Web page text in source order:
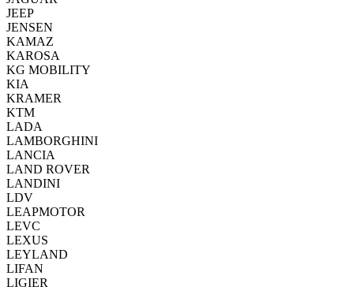
JEEP
JENSEN
KAMAZ
KAROSA
KG MOBILITY
KIA
KRAMER
KTM
LADA
LAMBORGHINI
LANCIA
LAND ROVER
LANDINI
LDV
LEAPMOTOR
LEVC
LEXUS
LEYLAND
LIFAN
LIGIER